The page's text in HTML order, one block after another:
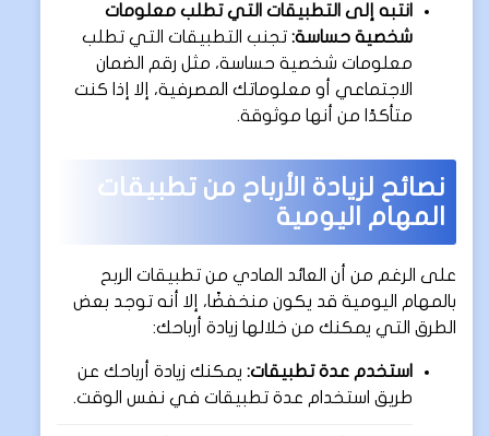
انتبه إلى التطبيقات التي تطلب معلومات
شخصية حساسة: تجنب التطبيقات التي تطلب
معلومات شخصية حساسة، مثل رقم الضمان
الاجتماعي أو معلوماتك المصرفية، إلا إذا كنت
متأكدًا من أنها موثوقة.
نصائح لزيادة الأرباح من تطبيقات
المهام اليومية
على الرغم من أن العائد المادي من تطبيقات الربح
بالمهام اليومية قد يكون منخفضًا، إلا أنه توجد بعض
الطرق التي يمكنك من خلالها زيادة أرباحك:
استخدم عدة تطبيقات: يمكنك زيادة أرباحك عن
طريق استخدام عدة تطبيقات في نفس الوقت.